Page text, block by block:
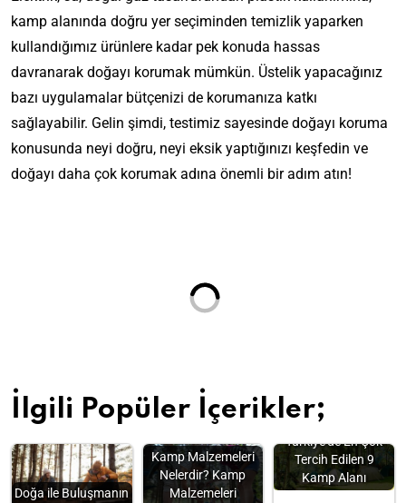
kamp alanında doğru yer seçiminden temizlik yaparken
kullandığımız ürünlere kadar pek konuda hassas
davranarak doğayı korumak mümkün. Üstelik yapacağınız
bazı uygulamalar bütçenizi de korumanıza katkı
sağlayabilir. Gelin şimdi, testimiz sayesinde doğayı koruma
konusunda neyi doğru, neyi eksik yaptığınızı keşfedin ve
doğayı daha çok korumak adına önemli bir adım atın!
İlgili Popüler İçerikler;
Doğa ile Buluşmanın
Kamp Malzemeleri
Nelerdir? Kamp
Malzemeleri
Türkiye'de En Çok
Tercih Edilen 9
Kamp Alanı